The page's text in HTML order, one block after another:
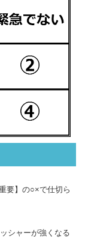
要】の○×で仕切ら
シャーが強くなる